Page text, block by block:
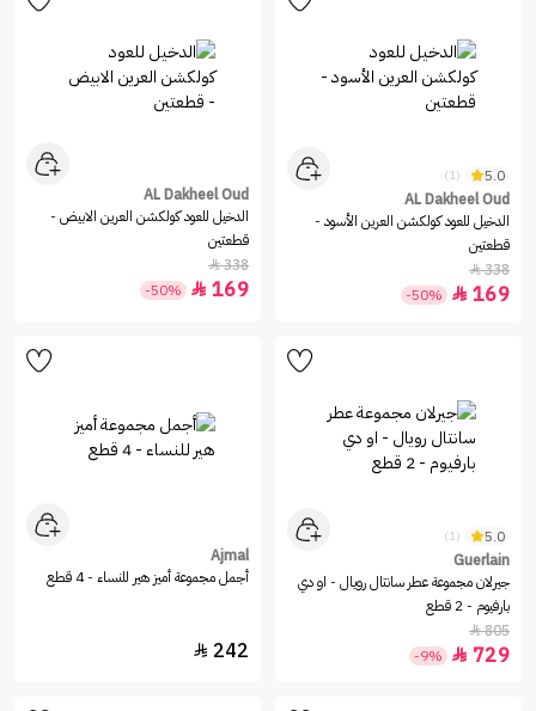
5.0
(1)
AL Dakheel Oud
الدخيل للعود كولكشن العرين الأسود -
قطعتين
338

169

-50%
AL Dakheel Oud
الدخيل للعود كولكشن العرين الابيض -
قطعتين
338

169

-50%
5.0
(1)
Guerlain
جيرلان مجموعة عطر سانتال رويال - او دي
بارفيوم - 2 قطع
805

729

-9%
Ajmal
أجمل مجموعة أميز هير للنساء - 4 قطع
242
